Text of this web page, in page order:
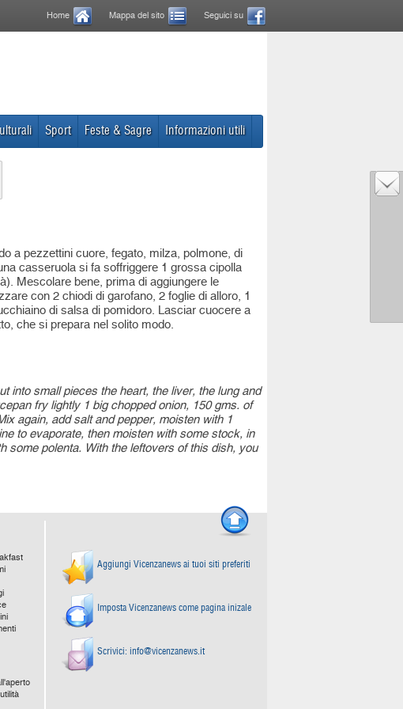
Home Mappa del sito Seguici su
Sport Feste & Sagre Informazioni utili
a pezzettini cuore, fegato, milza, polmone, di
casseruola si fa soffriggere 1 grossa cipolla
Mescolare bene, prima di aggiungere le
con 2 chiodi di garofano, 2 foglie di alloro, 1
di salsa di pomidoro. Lasciar cuocere a
che si prepara nel solito modo.
into small pieces the heart, the liver, the lung and
fry lightly 1 big chopped onion, 150 gms. of
again, add salt and pepper, moisten with 1
to evaporate, then moisten with some stock, in
some polenta. With the leftovers of this dish, you
Aggiungi Vicenzanews ai tuoi siti preferiti
Imposta Vicenzanews come pagina inizale
Scrivici: info@vicenzanews.it